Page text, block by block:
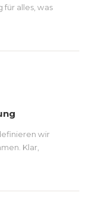
für alles, was
wir
Klar,